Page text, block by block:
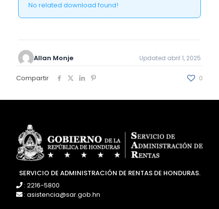
No related download found!
Allan Monje Updated abril 1, 2025
Compartir 0
SERVICIO DE ADMINISTRACIÓN DE RENTAS DE HONDURAS.
: 2216-5800
: asistencia@sar.gob.hn